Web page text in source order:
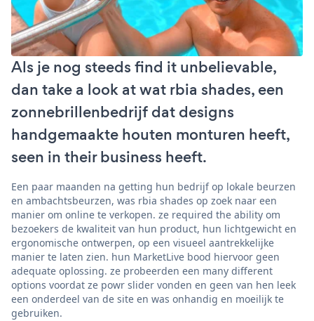
Als je nog steeds find it unbelievable,
dan take a look at wat rbia shades, een
zonnebrillenbedrijf dat designs
handgemaakte houten monturen heeft,
seen in their business heeft.
Een paar maanden na getting hun bedrijf op lokale beurzen
en ambachtsbeurzen, was rbia shades op zoek naar een
manier om online te verkopen. ze required the ability om
bezoekers de kwaliteit van hun product, hun lichtgewicht en
ergonomische ontwerpen, op een visueel aantrekkelijke
manier te laten zien. hun MarketLive bood hiervoor geen
adequate oplossing. ze probeerden een many different
options voordat ze powr slider vonden en geen van hen leek
een onderdeel van de site en was onhandig en moeilijk te
gebruiken.